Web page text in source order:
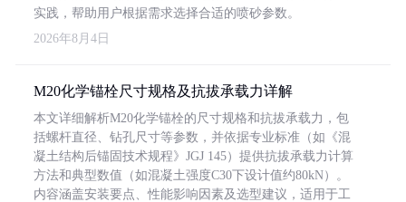
实践，帮助用户根据需求选择合适的喷砂参数。
2026年8月4日
M20化学锚栓尺寸规格及抗拔承载力详解
本文详细解析M20化学锚栓的尺寸规格和抗拔承载力，包
括螺杆直径、钻孔尺寸等参数，并依据专业标准（如《混
凝土结构后锚固技术规程》JGJ 145）提供抗拔承载力计算
方法和典型数值（如混凝土强度C30下设计值约80kN）。
内容涵盖安装要点、性能影响因素及选型建议，适用于工